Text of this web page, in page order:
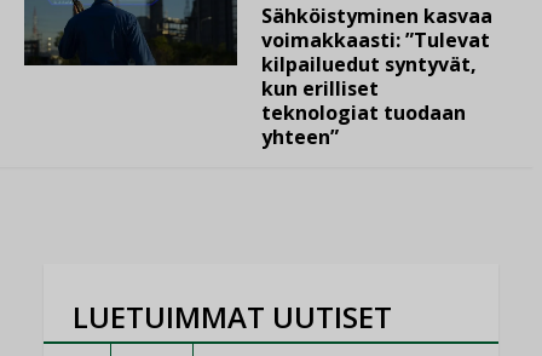
Sähköistyminen kasvaa
voimakkaasti: ”Tulevat
kilpailuedut syntyvät,
kun erilliset
teknologiat tuodaan
yhteen”
LUETUIMMAT UUTISET